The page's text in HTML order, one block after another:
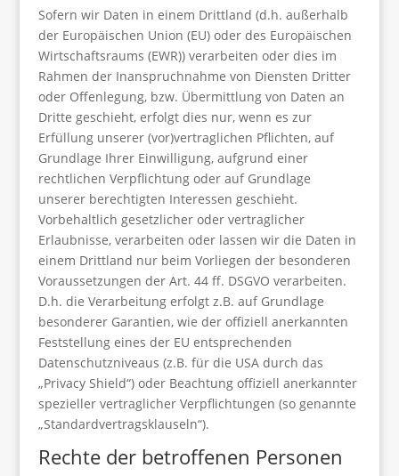
Sofern wir Daten in einem Drittland (d.h. außerhalb
der Europäischen Union (EU) oder des Europäischen
Wirtschaftsraums (EWR)) verarbeiten oder dies im
Rahmen der Inanspruchnahme von Diensten Dritter
oder Offenlegung, bzw. Übermittlung von Daten an
Dritte geschieht, erfolgt dies nur, wenn es zur
Erfüllung unserer (vor)vertraglichen Pflichten, auf
Grundlage Ihrer Einwilligung, aufgrund einer
rechtlichen Verpflichtung oder auf Grundlage
unserer berechtigten Interessen geschieht.
Vorbehaltlich gesetzlicher oder vertraglicher
Erlaubnisse, verarbeiten oder lassen wir die Daten in
einem Drittland nur beim Vorliegen der besonderen
Voraussetzungen der Art. 44 ff. DSGVO verarbeiten.
D.h. die Verarbeitung erfolgt z.B. auf Grundlage
besonderer Garantien, wie der offiziell anerkannten
Feststellung eines der EU entsprechenden
Datenschutzniveaus (z.B. für die USA durch das
„Privacy Shield“) oder Beachtung offiziell anerkannter
spezieller vertraglicher Verpflichtungen (so genannte
„Standardvertragsklauseln“).
Rechte der betroffenen Personen